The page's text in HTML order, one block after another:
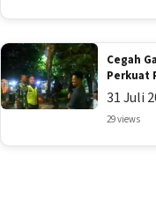
Cegah
Perkuat
31 Juli
29 views